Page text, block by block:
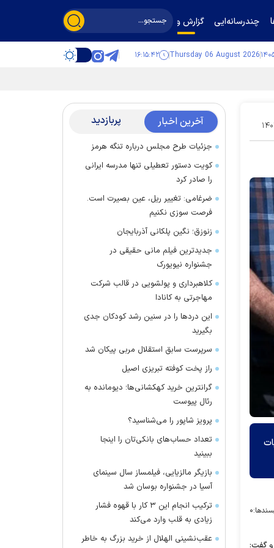
چندرسانه‌ایی گزارش و گفت‌وگو
Thursday 06 August 2026 ۱۶:۱۵:۴۳
۰۶
۰
آخرین اخبار پربازدید
جزئیات طرح مجلس درباره تنگه هرمز
کویت دستور تعطیلی تنها مدرسه ایرانی
را صادر کرد
ضرغامی: تغییر ریل، عین بصیرت است.
فرصت سوزی نکنیم
زنوزق؛ نگین پلکانی آذربایجان
جدیدترین فیلم مانی حقیقی در
جشنواره نیویورک
کلاهبرداری و پولشویی در قالب شرکت
مهاجرتی به کانادا
این درد‌ها را در سنین رشد کودکان جدی
بگیرید
سرپرست سابق استقلال مربی پیکان شد
راز پخت کوفته تبریزی اصیل
گرانترین خرید کهکشانی‌ها؛ دیومانده به
رئال پیوست
پرویز شاپور را می‌شناسید؟
تعداد حساب‌های بانکی‌تان را اینجا
ببینید
بازیگر مالزیایی، فیلمساز سال سینمای
آسیا در جشنواره بوسان شد
ترکیب انجام این ۳ کار با قهوه فشار
زیادی به قلب وارد می‌کند
عقب‌نشینی الهلال از خرید بزرگ به خاطر